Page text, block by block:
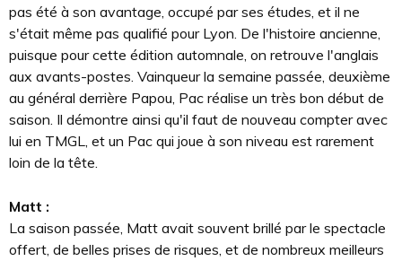
pas été à son avantage, occupé par ses études, et il ne
s'était même pas qualifié pour Lyon. De l'histoire ancienne,
puisque pour cette édition automnale, on retrouve l'anglais
aux avants-postes. Vainqueur la semaine passée, deuxième
au général derrière Papou, Pac réalise un très bon début de
saison. Il démontre ainsi qu'il faut de nouveau compter avec
lui en TMGL, et un Pac qui joue à son niveau est rarement
loin de la tête.
Matt :
La saison passée, Matt avait souvent brillé par le spectacle
offert, de belles prises de risques, et de nombreux meilleurs